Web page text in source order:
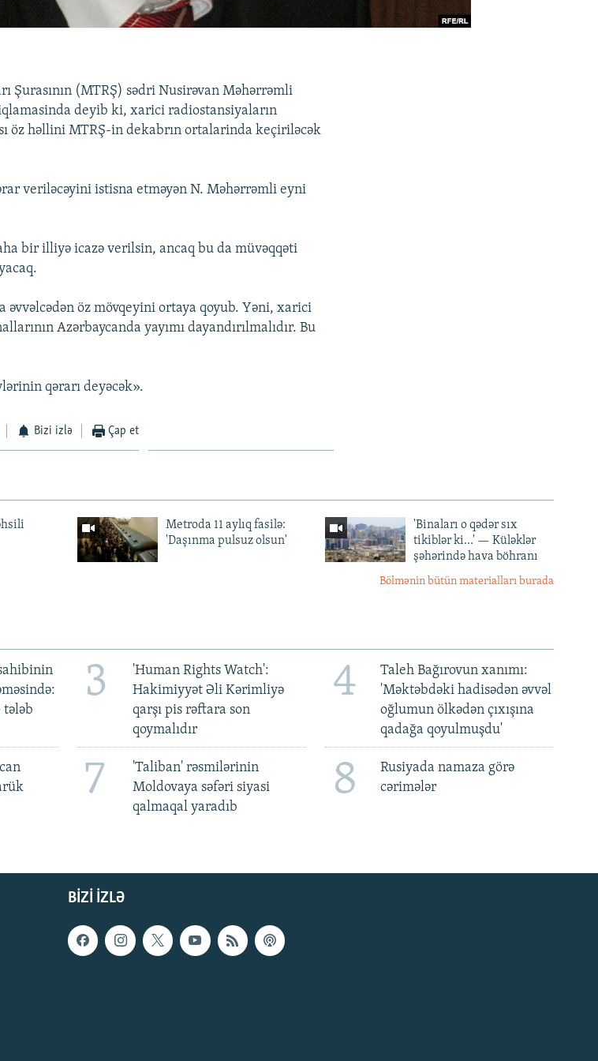
Şurasının (MTRŞ) sədri Nusirəvan Məhərrəmli
deyib ki, xarici radiostansiyaların
öz həllini MTRŞ-in dekabrın ortalarinda keçiriləcək
veriləcəyini istisna etməyən N. Məhərrəmli eyni
bir illiyə icazə verilsin, ancaq bu da müvəqqəti
əvvəlcədən öz mövqeyini ortaya qoyub. Yəni, xarici
Azərbaycanda yayımı dayandırılmalıdır. Bu
qərarı deyəcək».
Bizi izlə Çap et
Metroda 11 aylıq fasilə:
'Daşınma pulsuz olsun'
'Binaları o qədər sıx
tikiblər ki...' — Küləklər
şəhərində hava böhranı
Bölmənin bütün materialları burada
tələb
3
'Human Rights Watch':
Hakimiyyət Əli Kərimliyə
qarşı pis rəftara son
qoymalıdır
4
Taleh Bağırovun xanımı:
'Məktəbdəki hadisədən əvvəl
oğlumun ölkədən çıxışına
qadağa qoyulmuşdu'
7
'Taliban' rəsmilərinin
Moldovaya səfəri siyasi
qalmaqal yaradıb
8
Rusiyada namaza görə
cərimələr
BIZI IZLƏ